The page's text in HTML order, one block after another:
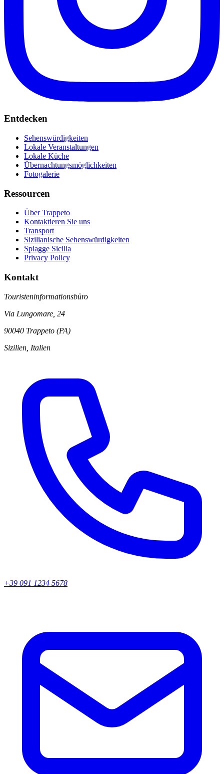
Entdecken
Sehenswürdigkeiten
Lokale Veranstaltungen
Lokale Küche
Übernachtungsmöglichkeiten
Fotogalerie
Ressourcen
Über Trappeto
Kontaktieren Sie uns
Transport
Sizilianische Sehenswürdigkeiten
Spiagge Sicilia
Privacy Policy
Kontakt
Touristeninformationsbüro
Via Lungomare, 24
90040 Trappeto (PA)
Sizilien, Italien
+39 091 1234 5678